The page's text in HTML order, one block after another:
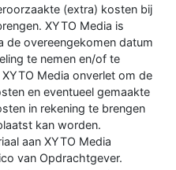
(extra) kosten bij
XYTO Media is
de overeengekomen datum
te nemen en/of te
Media onverlet om de
en eventueel gemaakte
in rekening te brengen
kan worden.
aan XYTO Media
van Opdrachtgever.